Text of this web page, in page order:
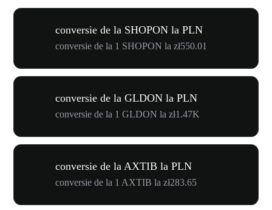
conversie de la SHOPON la PLN
conversie de la 1 SHOPON la zł550.01
conversie de la GLDON la PLN
conversie de la 1 GLDON la zł1.47K
conversie de la AXTIB la PLN
conversie de la 1 AXTIB la zł283.65